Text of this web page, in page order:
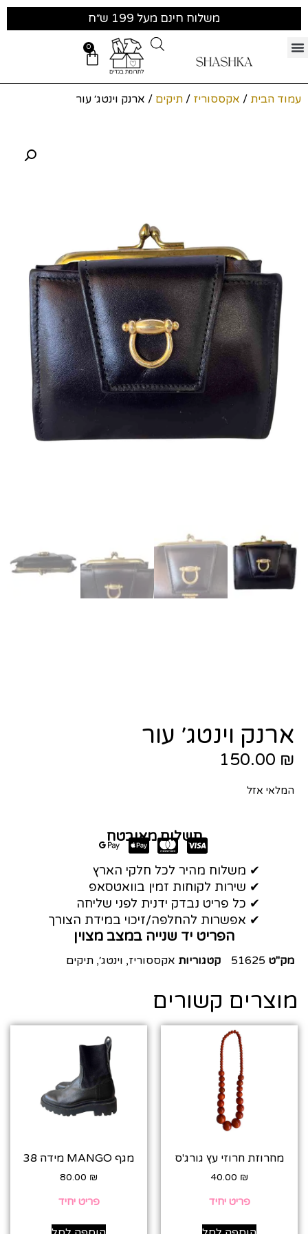
משלוח חינם מעל 199 ש״ח
0
עמוד הבית / אקססוריז / תיקים / ארנק וינטג׳ עור
ארנק וינטג׳ עור
150.00 ₪
המלאי אזל
תשלום מאובטח
✔ משלוח מהיר לכל חלקי הארץ
✔ שירות לקוחות זמין בוואטסאפ
✔ כל פריט נבדק ידנית לפני שליחה
✔ אפשרות להחלפה/זיכוי במידת הצורך
הפריט יד שנייה במצב מצוין
מק"ט 51625 קטגוריות אקססוריז, וינטג׳, תיקים
מוצרים קשורים
מחרוזת חרוזי עץ גורג'ס
40.00 ₪
פריט יחיד
מגף MANGO מידה 38
80.00 ₪
פריט יחיד